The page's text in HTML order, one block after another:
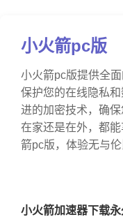
小火箭pc版
小火箭pc版提供全
保护您的在线隐私
进的加密技术，确
在家还是在外，都
箭pc版，体验无与伦
小火箭加速器下载